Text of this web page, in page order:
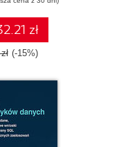
zł
(-15%)